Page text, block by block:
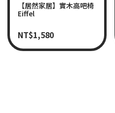
【居然家居】實木高吧椅
Eiffel
NT$1,580